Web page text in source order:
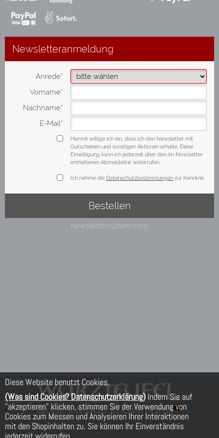
Diese Website benutzt Cookies.
(Was sind Cookies? Datenschutzerklärung) Indem Sie auf
"akzeptieren" klicken, stimmen Sie der Verwendung von
Cookies zum Messen und Analysieren Ihrer Interaktionen
mit den Shopinhalten zu. Sie können Ihr Einverständnis